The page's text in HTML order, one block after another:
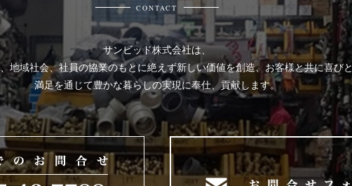
CONTACT
サンビッド株式会社は、
地域社会、社員の協業のもとに絶えず新しい価値を創造、お客様と共に喜びと
満足を通じて豊かな暮らしの実現に奉仕、貢献します。